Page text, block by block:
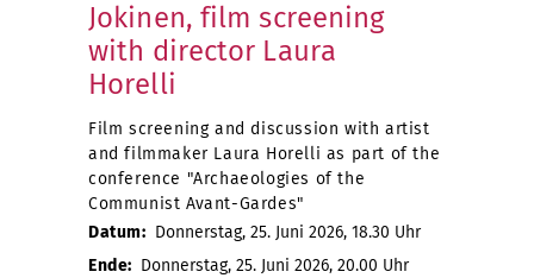
Jokinen, film screening
with director Laura
Horelli
Film screening and discussion with artist
and filmmaker Laura Horelli as part of the
conference "Archaeologies of the
Communist Avant-Gardes"
Datum: Donnerstag, 25. Juni 2026, 18.30 Uhr
Ende: Donnerstag, 25. Juni 2026, 20.00 Uhr